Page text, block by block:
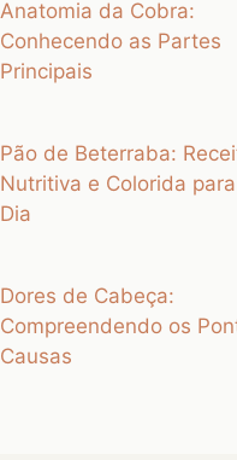
Anatomia da Cobra:
Conhecendo as Partes
Principais
Pão de Beterraba:
Nutritiva e Colorida
Dia
Dores de Cabeça:
Compreendendo os
Causas